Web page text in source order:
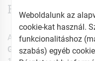
Rólunk
A weboldal üzemeltetője:
GreenMark
Weboldalunk az
cookie-kat használ.
funkcionalitáshoz
szabás) egyéb